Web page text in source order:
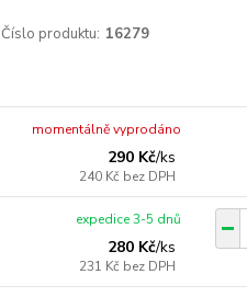
Číslo produktu: 16279
290 Kč/ks
240 Kč bez DPH
momentálně vyprodáno
280 Kč/ks
231 Kč bez DPH
expedice 3-5 dnů